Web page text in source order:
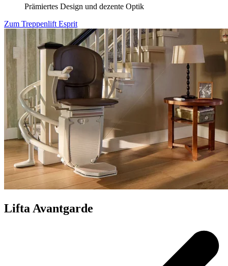
Prämiertes Design und dezente Optik
Zum Treppenlift Esprit
Lifta Avantgarde